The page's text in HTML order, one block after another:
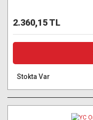
2.360,15 TL
Stokta Var